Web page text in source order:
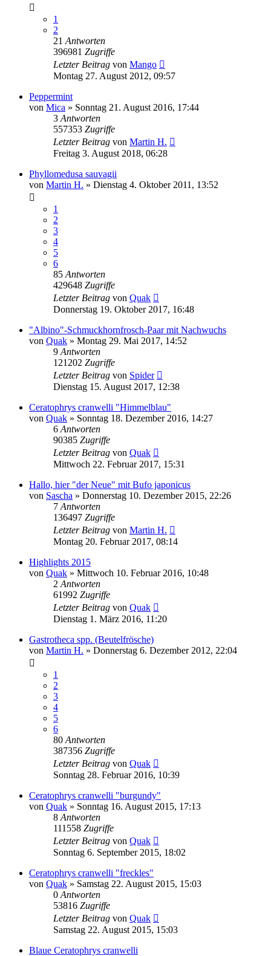
1
2
21 Antworten
396981 Zugriffe
Letzter Beitrag von Mango
Montag 27. August 2012, 09:57
Peppermint
von Mica » Sonntag 21. August 2016, 17:44
3 Antworten
557353 Zugriffe
Letzter Beitrag von Martin H.
Freitag 3. August 2018, 06:28
Phyllomedusa sauvagii
von Martin H. » Dienstag 4. Oktober 2011, 13:52
1
2
3
4
5
6
85 Antworten
429648 Zugriffe
Letzter Beitrag von Quak
Donnerstag 19. Oktober 2017, 16:48
"Albino"-Schmuckhornfrosch-Paar mit Nachwuchs
von Quak » Montag 29. Mai 2017, 14:52
9 Antworten
121202 Zugriffe
Letzter Beitrag von Spider
Dienstag 15. August 2017, 12:38
Ceratophrys cranwelli "Himmelblau"
von Quak » Sonntag 18. Dezember 2016, 14:27
6 Antworten
90385 Zugriffe
Letzter Beitrag von Quak
Mittwoch 22. Februar 2017, 15:31
Hallo, hier "der Neue" mit Bufo japonicus
von Sascha » Donnerstag 10. Dezember 2015, 22:26
7 Antworten
136497 Zugriffe
Letzter Beitrag von Martin H.
Montag 20. Februar 2017, 08:14
Highlights 2015
von Quak » Mittwoch 10. Februar 2016, 10:48
2 Antworten
61992 Zugriffe
Letzter Beitrag von Quak
Dienstag 1. März 2016, 11:20
Gastrotheca spp. (Beutelfrösche)
von Martin H. » Donnerstag 6. Dezember 2012, 22:04
1
2
3
4
5
6
80 Antworten
387356 Zugriffe
Letzter Beitrag von Quak
Sonntag 28. Februar 2016, 10:39
Ceratophrys cranwelli "burgundy"
von Quak » Sonntag 16. August 2015, 17:13
8 Antworten
111558 Zugriffe
Letzter Beitrag von Quak
Sonntag 6. September 2015, 18:02
Ceratophrys cranwelli "freckles"
von Quak » Samstag 22. August 2015, 15:03
0 Antworten
53816 Zugriffe
Letzter Beitrag von Quak
Samstag 22. August 2015, 15:03
Blaue Ceratophrys cranwelli